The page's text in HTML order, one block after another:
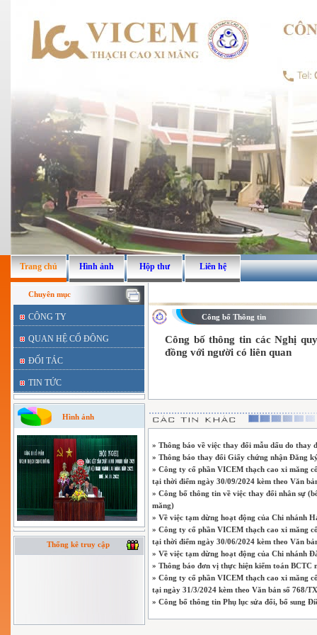
Trang chủ Hình ảnh Hộp thư Liên hệ
Chuyên mục
CÔNG TY
QUAN HỆ CỔ ĐÔNG
ĐỐI TÁC
TIN TỨC
Hình ảnh
Thống kê truy cập
Công bố Thông tin
Công bố thông tin các Nghị
đồng với người có liên quan
» Thông báo về việc thay đổi mẫu dấu do thay
» Thông báo thay đổi Giấy chứng nhận Đăng
» Công ty cổ phần VICEM thạch cao xi măng
tại thời điểm ngày 30/09/2024 kèm theo Văn
» Công bố thông tin về việc thay đổi nhân sự
măng)
» Về việc tạm dừng hoạt động của Chi nhánh
» Công ty cổ phần VICEM thạch cao xi măng
tại thời điểm ngày 30/06/2024 kèm theo Văn
» Về việc tạm dừng hoạt động của Chi nhánh
» Thông báo đơn vị thực hiện kiểm toán BCTC
» Công ty cổ phần VICEM thạch cao xi măng
tại ngày 31/3/2024 kèm theo Văn bản số 768/
» Công bố thông tin Phụ lục sửa đổi, bổ sung